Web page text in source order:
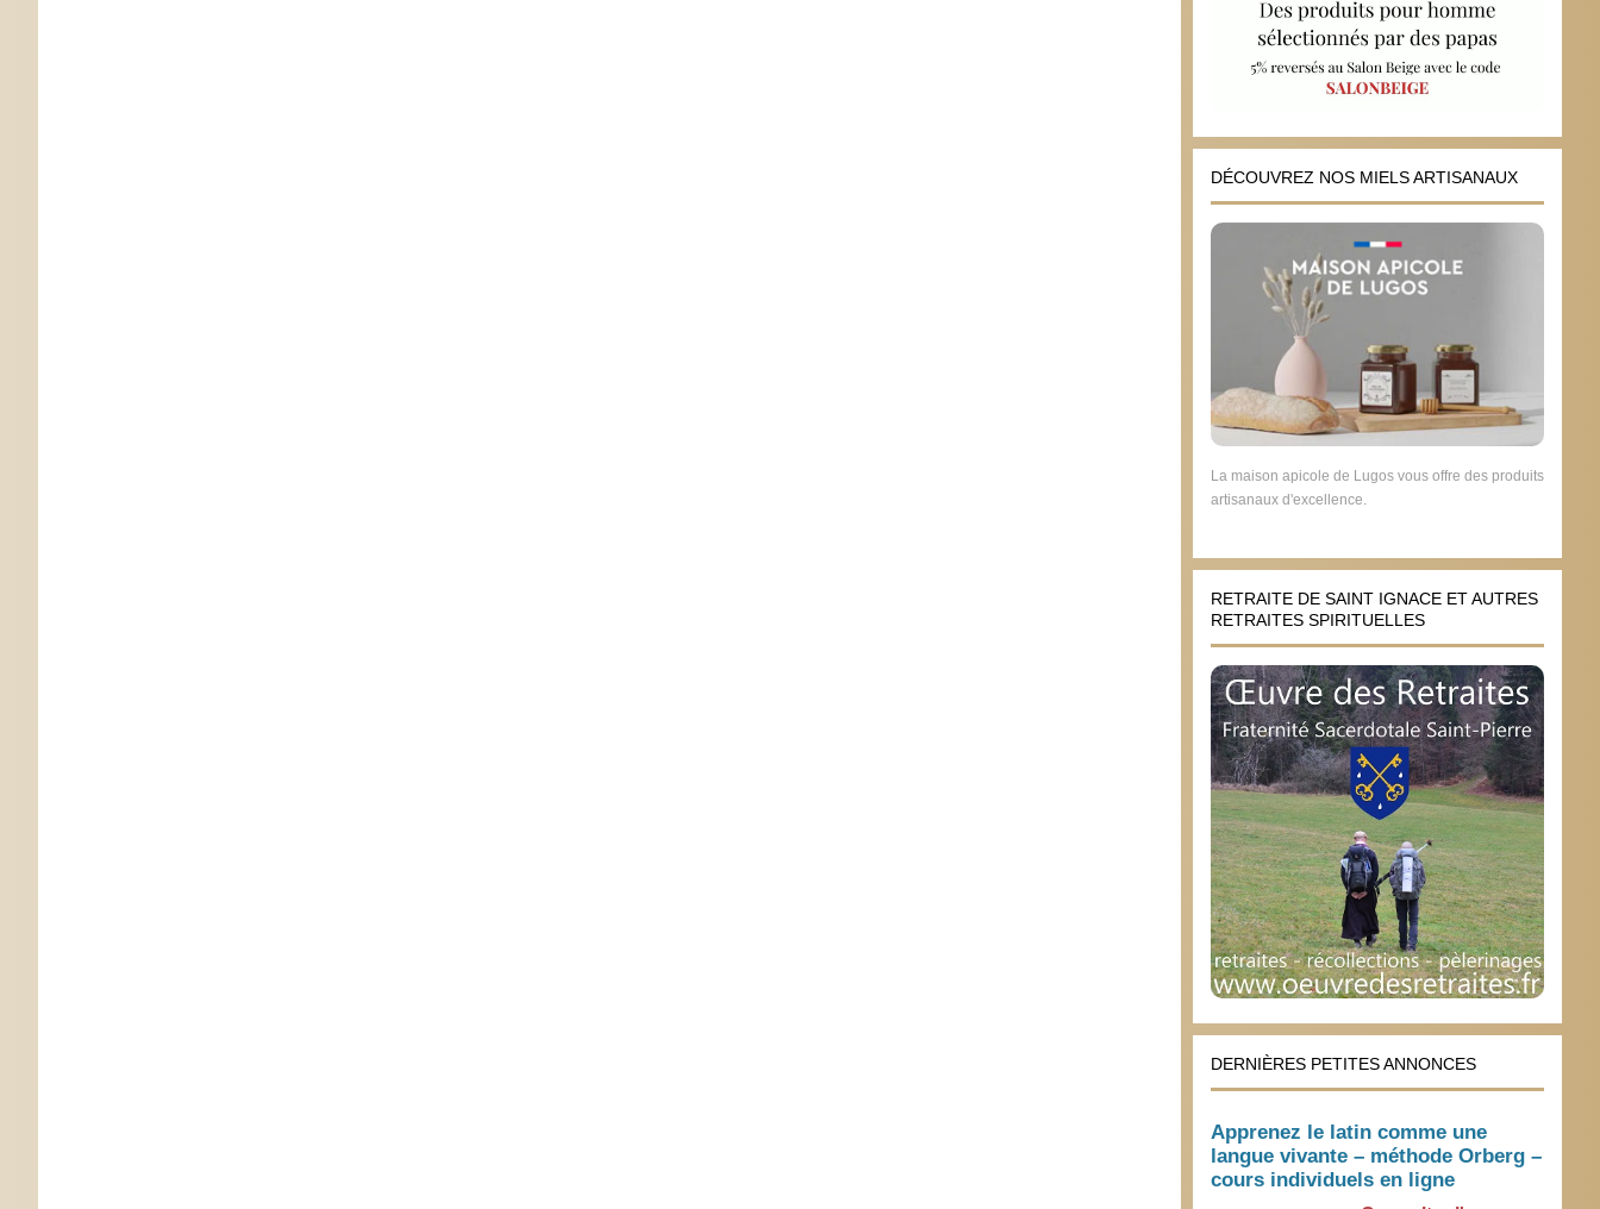
DÉCOUVREZ NOS MIELS ARTISANAUX
La maison apicole de Lugos vous offre des produits
artisanaux d'excellence.
RETRAITE DE SAINT IGNACE ET AUTRES
RETRAITES SPIRITUELLES
DERNIÈRES PETITES ANNONCES
Apprenez le latin comme une
langue vivante – méthode Orberg –
cours individuels en ligne